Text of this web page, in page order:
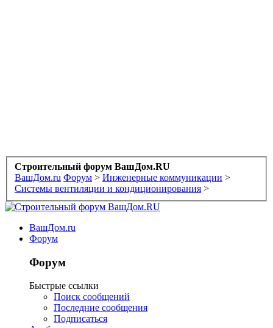
Строительный форум ВашДом.RU
ВашДом.ru Форум > Инженерные коммуникации >
Системы вентиляции и кондиционирования >
ВашДом.ru
Форум
Форум
Быстрые ссылки
Поиск сообщений
Последние сообщения
Подписаться